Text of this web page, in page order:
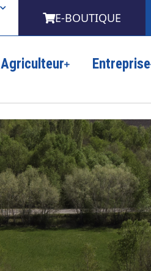
E-BOUTIQUE
Agriculteur Entreprise